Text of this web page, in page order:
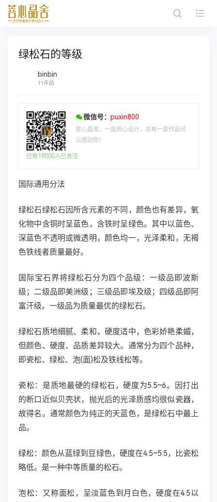
绿松石的等级
binbin
11年前
微信号： puxin800
菩心晶舍，一直用心设计，总有一款作品可
以感动你！
已有19000人已关注
国际通用分法
绿松石绿松石因所含元素的不同，颜色也有差异，氧
化物中含铜时呈蓝色，含铁时呈绿色。其中以蓝色、
深蓝色不透明或微透明，颜色均一，光泽柔和，无褐
色铁线者质量最好。
国际宝石界将绿松石分为四个品级：一级品即波斯
级；二级品即美洲级；三级品即埃及级；四级品即阿
富汗级。一级品为质量最优的绿松石。
绿松石质地细腻、柔和，硬度适中，色彩娇艳柔媚，
但颜色、硬度、品质差异较大。通常分为四个品种，
即瓷松、绿松、泡(面)松及铁线松等。
瓷松 ：是质地最硬的绿松石，硬度为5.5~6。因打出
的断口近似贝壳状，抛光后的光泽质感均很似瓷器，
故得名。通常颜色为纯正的天蓝色，是绿松石中最上
品。
绿松 ：颜色从蓝绿到豆绿色，硬度在4.5~5.5，比瓷松
略低。是一种中等质量的松石。
泡松：又称面松，呈淡蓝色到月白色，硬度在4.5以